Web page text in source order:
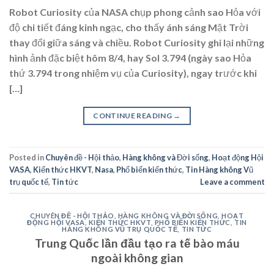
Robot Curiosity của NASA chụp phong cảnh sao Hỏa với
độ chi tiết đáng kinh ngạc, cho thấy ánh sáng Mặt Trời
thay đổi giữa sáng và chiều. Robot Curiosity ghi lại những
hình ảnh đặc biệt hôm 8/4, hay Sol 3.794 (ngày sao Hỏa
thứ 3.794 trong nhiệm vụ của Curiosity), ngay trước khi
[…]
CONTINUE READING →
Posted inChuyên đề - Hội thảo, Hàng không và Đời sống, Hoạt động Hội
VASA, Kiến thức HKVT, Nasa, Phổ biến kiến thức, Tin Hàng không Vũ
trụ quốc tế, Tin tức Leave a comment
CHUYÊN ĐỀ - HỘI THẢO HÀNG KHÔNG VÀ ĐỜI SỐNG ,HOẠT
ĐỘNG HỘI VASA KIẾN THỨC HKVT PHỔ BIẾN KIẾN THỨC
TIN
HÀNG KHÔNG VŨ TRỤ QUỐC TẾ
TIN TỨC
Trung Quốc lần đầu tạo ra tế bào máu
ngoài không gian